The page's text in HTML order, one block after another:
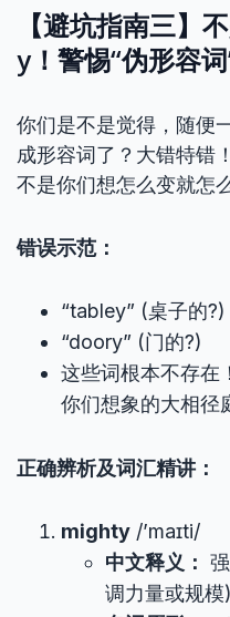
【避坑指南三】
y！警惕“伪形容词
你们是不是觉得，随便
成形容词了？大错特错
不是你们想怎么变就怎
错误示范：
“tabley” (桌子的?)
“doory” (门的?)
这些词根本不存在
你们想象的大相径
正确辨析及词汇精讲：
mighty /’maɪti/
中文释义：
调力量或规模)